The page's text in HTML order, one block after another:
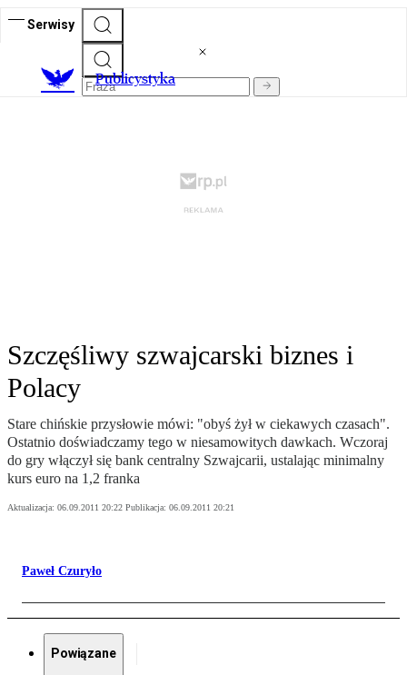
Serwisy
Publicystyka
Szczęśliwy szwajcarski biznes i
Polacy
Stare chińskie przysłowie mówi: "obyś żył w ciekawych czasach".
Ostatnio doświadczamy tego w niesamowitych dawkach. Wczoraj
do gry włączył się bank centralny Szwajcarii, ustalając minimalny
kurs euro na 1,2 franka
Aktualizacja: 06.09.2011 20:22 Publikacja: 06.09.2011 20:21
Paweł Czuryło
Powiązane